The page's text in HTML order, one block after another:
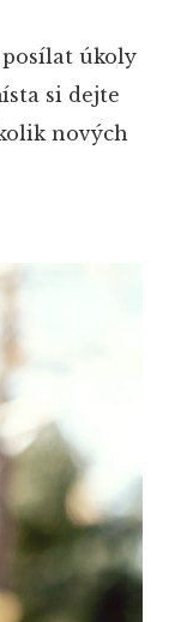
posílat úkoly
si dejte
nových